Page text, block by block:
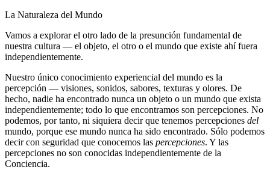
La Naturaleza del Mundo
Vamos a explorar el otro lado de la presunción fundamental de
nuestra cultura ― el objeto, el otro o el mundo que existe ahí fuera
independientemente.
Nuestro único conocimiento experiencial del mundo es la
percepción ― visiones, sonidos, sabores, texturas y olores. De
hecho, nadie ha encontrado nunca un objeto o un mundo que exista
independientemente; todo lo que encontramos son percepciones. No
podemos, por tanto, ni siquiera decir que tenemos percepciones del
mundo, porque ese mundo nunca ha sido encontrado. Sólo podemos
decir con seguridad que conocemos las percepciones. Y las
percepciones no son conocidas independientemente de la
Conciencia.